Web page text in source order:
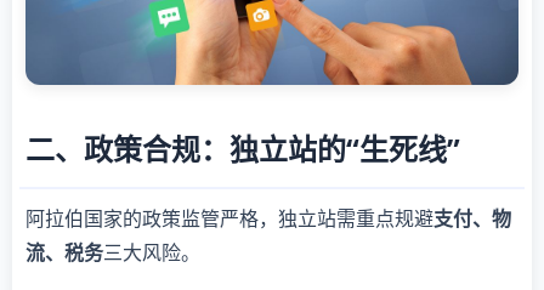
二、政策合规：独立站的“生死线”
阿拉伯国家的政策监管严格，独立站需重点规避支付、物
流、税务三大风险。